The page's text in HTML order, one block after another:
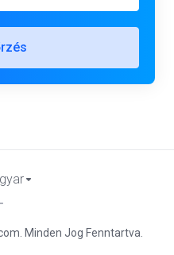
Minden Jog Fenntartva.